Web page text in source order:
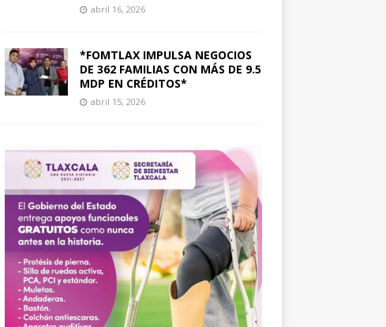
abril 16, 2026
*FOMTLAX IMPULSA NEGOCIOS
DE 362 FAMILIAS CON MÁS DE 9.5
MDP EN CRÉDITOS*
abril 15, 2026